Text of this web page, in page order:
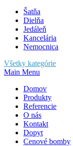
Šatňa
Dielňa
Jedáleň
Kancelária
Nemocnica
Všetky kategórie
Main Menu
Domov
Produkty
Referencie
O nás
Kontakt
Dopyt
Cenové bomby